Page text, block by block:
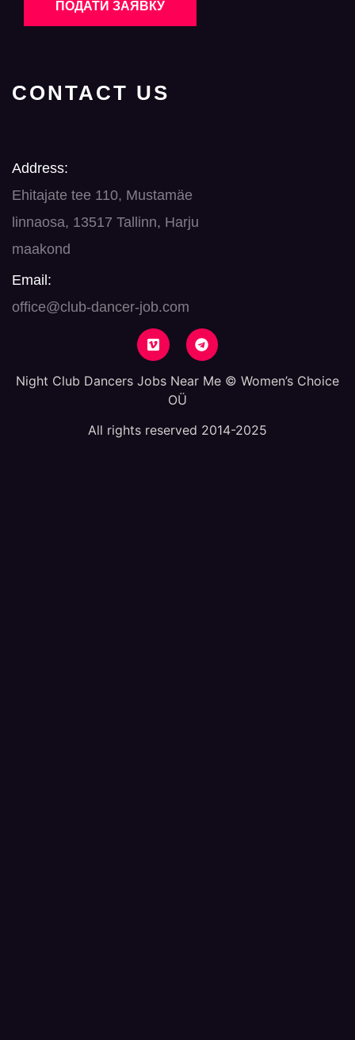
ПОДАТИ ЗАЯВКУ
CONTACT US
Address:
Ehitajate tee 110, Mustamäe
linnaosa, 13517 Tallinn, Harju
maakond
Email:
office@club-dancer-job.com
Night Club Dancers Jobs Near Me © Women’s Choice
OÜ
All rights reserved 2014-2025